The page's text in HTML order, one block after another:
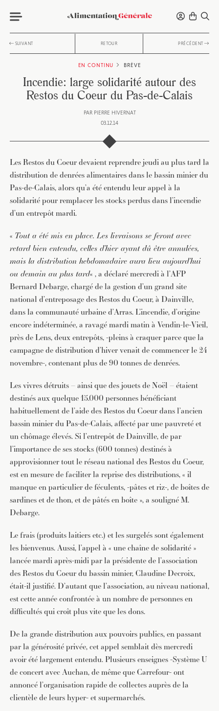
SUIVANT RETOUR PRÉCÉDENT
EN CONTINU BRÈVE
Incendie: large solidarité autour des
Restos du Coeur du Pas-de-Calais
PAR PIERRE HIVERNAT
03.12.14
Les Restos du Coeur devaient reprendre jeudi au plus tard la
distribution de denrées alimentaires dans le bassin minier du
Pas-de-Calais, alors qu’a été entendu leur appel à la
solidarité pour remplacer les stocks perdus dans l’incendie
d’un entrepôt mardi.
« Tout a été mis en place. Les livraisons se feront avec
retard bien entendu, celles d’hier ayant dû être annulées,
mais la distribution hebdomadaire aura lieu aujourd’hui
ou demain au plus tard« , a déclaré mercredi à l’AFP
Bernard Debarge, chargé de la gestion d’un grand site
national d’entreposage des Restos du Coeur, à Dainville,
dans la communauté urbaine d’Arras. L’incendie, d’origine
encore indéterminée, a ravagé mardi matin à Vendin-le-Vieil,
près de Lens, deux entrepôts, -pleins à craquer parce que la
campagne de distribution d’hiver venait de commencer le 24
novembre-, contenant plus de 90 tonnes de denrées.
Les vivres détruits – ainsi que des jouets de Noël – étaient
destinés aux quelque 15.000 personnes bénéficiant
habituellement de l’aide des Restos du Coeur dans l’ancien
bassin minier du Pas-de-Calais, affecté par une pauvreté et
un chômage élevés. Si l’entrepôt de Dainville, de par
l’importance de ses stocks (600 tonnes) destinés à
approvisionner tout le réseau national des Restos du Coeur,
est en mesure de faciliter la reprise des distributions, « il
manque en particulier de féculents, -pâtes et riz-, de boîtes de
sardines et de thon, et de pâtés en boîte », a souligné M.
Debarge.
Le frais (produits laitiers etc.) et les surgelés sont également
les bienvenus. Aussi, l’appel à « une chaîne de solidarité »
lancée mardi après-midi par la présidente de l’association
des Restos du Coeur du bassin minier, Claudine Decroix,
était-il justifié. D’autant que l’association, au niveau national,
est cette année confrontée à un nombre de personnes en
difficultés qui croît plus vite que les dons.
De la grande distribution aux pouvoirs publics, en passant
par la générosité privée, cet appel semblait dès mercredi
avoir été largement entendu. Plusieurs enseignes -Système U
de concert avec Auchan, de même que Carrefour- ont
annoncé l’organisation rapide de collectes auprès de la
clientèle de leurs hyper- et supermarchés.